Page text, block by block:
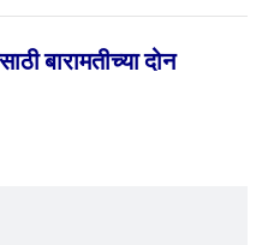
बारामतीच्या दोन